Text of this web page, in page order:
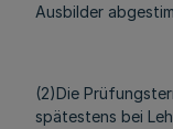
Ausbilder
(2)Die
spätestens bei